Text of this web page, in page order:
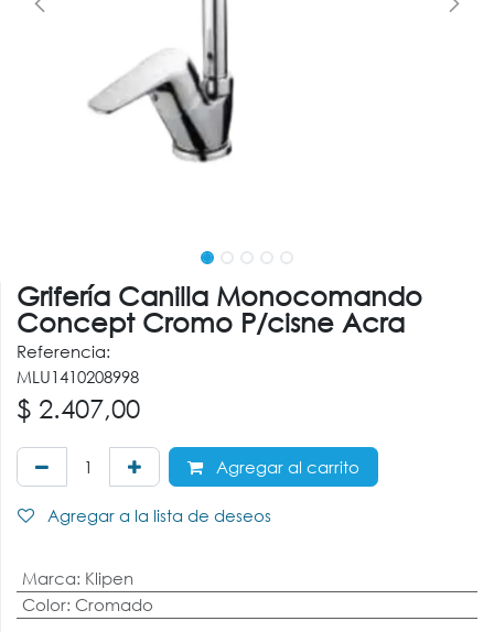
Grifería Canilla Monocomando
Concept Cromo P/cisne Acra
Referencia:
MLU1410208998
$ 2.407,00
Agregar al carrito
Agregar a la lista de deseos
Marca: Klipen
Color: Cromado